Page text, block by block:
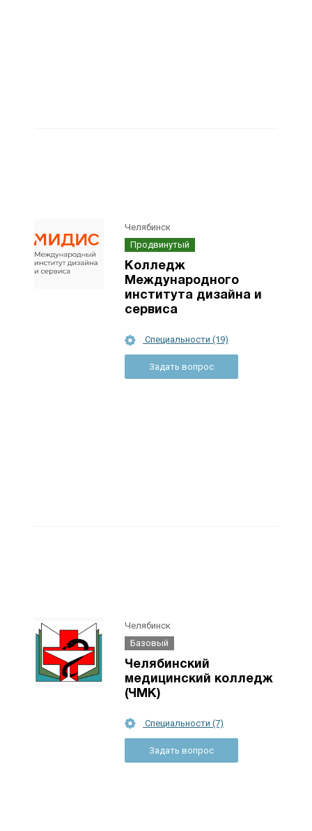
Челябинск
Продвинутый
Колледж
Международного
института дизайна и
сервиса
Специальности (19)
Задать вопрос
Челябинск
Базовый
Челябинский
медицинский колледж
(ЧМК)
Специальности (7)
Задать вопрос